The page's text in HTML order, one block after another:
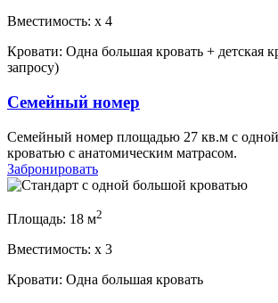
Вместимость: x 4
Кровати: Одна большая кровать + детская
запросу)
Семейный номер
Семейный номер площадью 27 кв.м с одной
кроватью с анатомическим матрасом.
Забронировать
Площадь: 18 м2
Вместимость: x 3
Кровати: Одна большая кровать